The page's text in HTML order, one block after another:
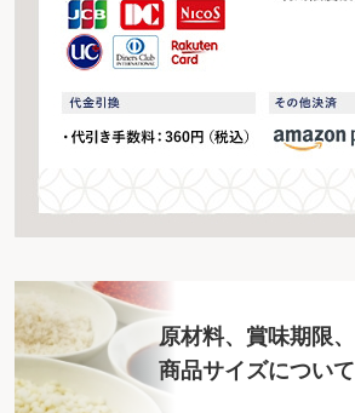
原材料、賞味期限、
商品サイズについて